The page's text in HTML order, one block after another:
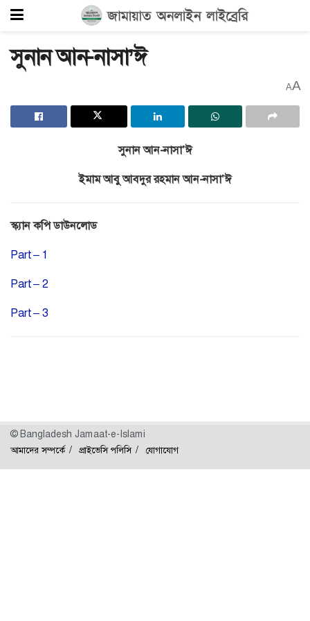
সুনান আন-নাসা’ঈ
AA
সুনান আন-নাসা’ঈ
ইমাম আবু আবদুর রহমান আন-নাসা’ঈ
স্ক্যান কপি ডাউনলোড
Part – 1
Part – 2
Part – 3
© Bangladesh Jamaat-e-Islami
আমাদের সম্পর্কে প্রাইভেসি পলিসি যোগাযোগ